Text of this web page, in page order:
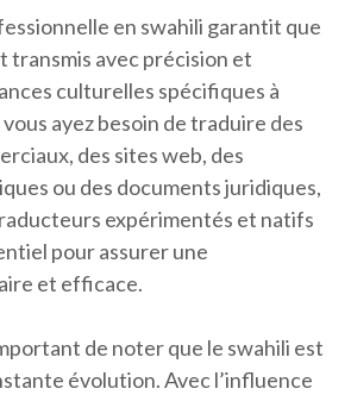
en swahili garantit que
transmis avec précision et
culturelles spécifiques à
ayez besoin de traduire des
des sites web, des
ou des documents juridiques,
expérimentés et natifs
pour assurer une
et efficace.
de noter que le swahili est
évolution. Avec l’influence